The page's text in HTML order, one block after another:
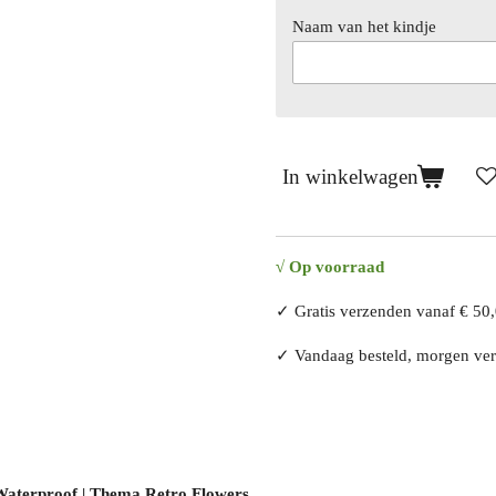
Naam van het kindje
In winkelwagen
√ Op voorraad
✓ Gratis verzenden vanaf €
✓ Vandaag besteld, morgen